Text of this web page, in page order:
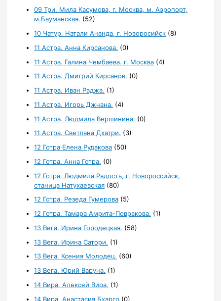
09 Три. Мила Касумова, г. Москва, м. Аэропорт,
м.Бауманская. (52)
10 Чатур. Натали Ананда, г. Новоросийск (8)
11 Астра. Анна Кирсанова. (0)
11 Астра. Галина Чембаева. г. Москва (4)
11 Астра. Дмитрий Кирсанов. (0)
11 Астра. Иван Раджа. (1)
11 Астра. Игорь Джнана. (4)
11 Астра. Людмила Вершинина. (0)
11 Астра. Светлана Дхатри. (3)
12 Готра Елена Рудакова (50)
12 Готра. Анна Готра. (0)
12 Готра. Людмила Радость, г. Новороссийск,
станица Натухаевская (80)
12 Готра. Резеда Гумерова (5)
12 Готра. Тамара Амрита-Повракова. (1)
13 Вега. Ирина Городецкая. (58)
13 Вега. Ирина Сатори. (1)
13 Вега. Ксения Молодец. (60)
13 Вега. Юрий Варуна. (1)
14 Вира. Алексей Вира. (1)
14 Вира. Анастасия Бхарго (0)